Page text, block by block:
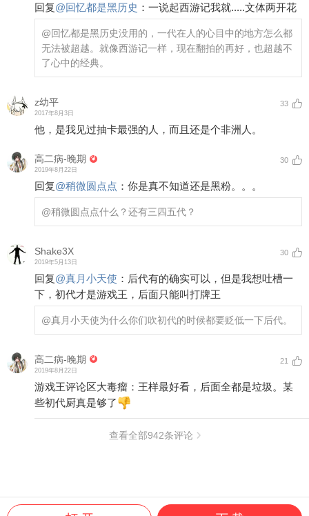
回复@回忆都是黑历史 ： 一说起西游记我就.....文体两开花
@回忆都是黑历史没用的，一代在人的心目中的地方怎么都
无法被超越。就像西游记一样，现在翻拍的再好，也超越不
了心中的经典。
z幼平
2017年8月3日
33
他，是我见过抽卡最强的人，而且还是个非洲人。
高二病-晚期
2019年8月22日
30
回复@稍微圆点点 ： 你是真不知道还是黑粉。。。
@稍微圆点点什么？还有三四五代？
Shake3X
2019年5月13日
30
回复@真月小天使 ： 后代有的确实可以，但是我想吐槽一
下，初代才是游戏王，后面只能叫打牌王
@真月小天使为什么你们吹初代的时候都要贬低一下后代。
高二病-晚期
2019年8月22日
21
游戏王评论区大毒瘤：王样最好看，后面全都是垃圾。某
些初代厨真是够了
查看全部942条评论